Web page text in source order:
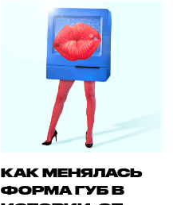
КАК МЕНЯЛАСЬ
ФОРМА ГУБ В